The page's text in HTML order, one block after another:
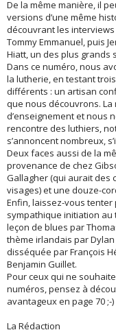
De la même manière, il
versions d’une même
découvrant les
Tommy Emmanuel, puis
Hiatt, un des plus grands
Dans ce numéro, nous
la lutherie, en testant
différents : un artisan
que nous découvrons.
d’enseignement et nous
rencontre des luthiers,
s’annoncent nombreux,
Deux faces aussi de la
provenance de chez
Gallagher (qui aurait des
visages) et une douze-
Enfin, laissez-vous
sympathique initiation au
leçon de blues par
thème irlandais par
disséquée par François
Benjamin Guillet.
Pour ceux qui ne
numéros, pensez à
avantageux en page 70 ;-)
La Rédaction